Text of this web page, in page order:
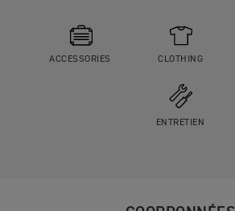
ACCESSORIES CLOTHING
ENTRETIEN